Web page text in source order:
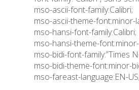
mso-ascii-font-family:Calibri;
mso-ascii-theme-font:minor-
mso-hansi-font-family:Calibri;
mso-hansi-theme-
mso-bidi-font-family:”Times
mso-bidi-theme-font:minor-
mso-fareast-language:EN-